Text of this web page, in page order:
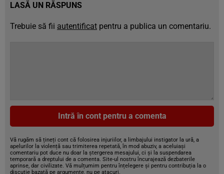
LASĂ UN RĂSPUNS
Trebuie să fii autentificat pentru a publica un comentariu.
Intră în cont pentru a comenta
Vă rugăm să țineți cont că folosirea injuriilor, a limbajului instigator la ură, a
apelurilor la violență sau trimiterea repetată, în mod abuziv, a aceluiași
comentariu pot duce nu doar la ștergerea mesajului, ci și la suspendarea
temporară a dreptului de a comenta. Site-ul nostru încurajează dezbaterile
aprinse, dar civilizate. Vă mulțumim pentru înțelegere și pentru contribuția la o
discuție bazată pe argumente, nu pe atacuri.